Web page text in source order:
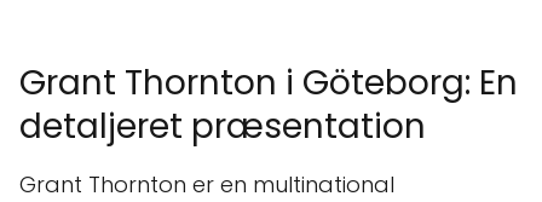
Grant Thornton i Göteborg: En
detaljeret præsentation
Grant Thornton er en multinational